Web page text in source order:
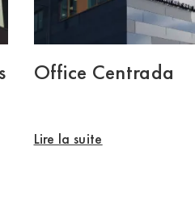
Office Centrada
Lire la suite